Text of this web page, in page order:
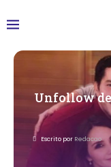
Unfollow
Escrito por Redacao